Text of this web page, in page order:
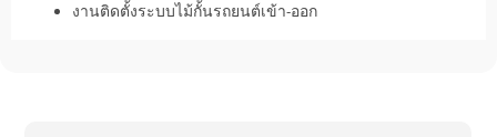
งานติดตั้งระบบไม้กั้นรถยนต์เข้า-ออก